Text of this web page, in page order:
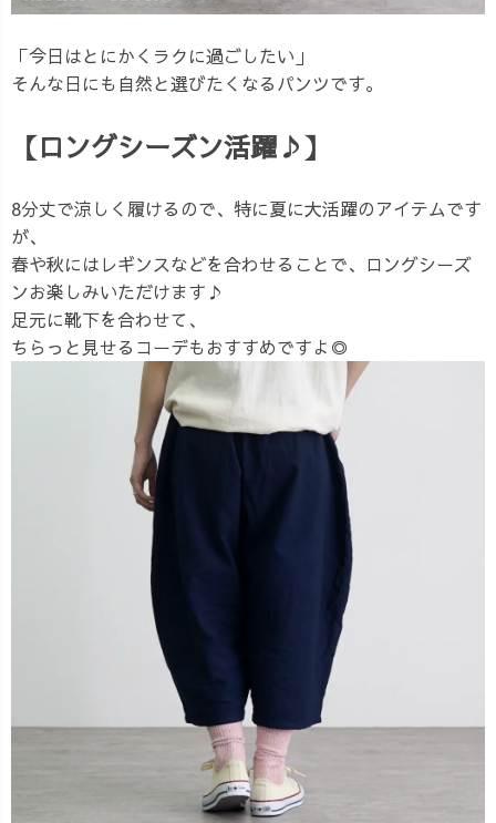
「今日はとにかくラクに過ごしたい」
そんな日にも自然と選びたくなるパンツです。
【ロングシーズン活躍♪】
8分丈で涼しく履けるので、特に夏に大活躍のアイテムです
が、
春や秋にはレギンスなどを合わせることで、ロングシーズ
ンお楽しみいただけます♪
足元に靴下を合わせて、
ちらっと見せるコーデもおすすめですよ◎